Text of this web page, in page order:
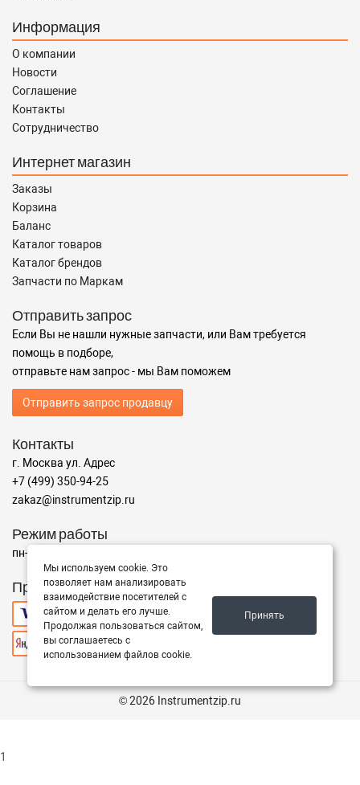
Информация
О компании
Новости
Соглашение
Контакты
Сотрудничество
Интернет магазин
Заказы
Корзина
Баланс
Каталог товаров
Каталог брендов
Запчасти по Маркам
Отправить запрос
Если Вы не нашли нужные запчасти, или Вам требуется
помощь в подборе,
отправьте нам запрос - мы Вам поможем
Отправить запрос продавцу
Контакты
г. Москва ул. Адрес
+7 (499) 350-94-25
zakaz@instrumentzip.ru
Режим работы
пн-пт с 9:00 до 18:00, сб 9:00 до 16:00, вс - выходной
Принимаем к оплате
© 2026 Instrumentzip.ru
Мы используем cookie. Это
позволяет нам анализировать
взаимодействие посетителей с
сайтом и делать его лучше.
Продолжая пользоваться сайтом,
вы соглашаетесь с
использованием файлов cookie.
Принять
1